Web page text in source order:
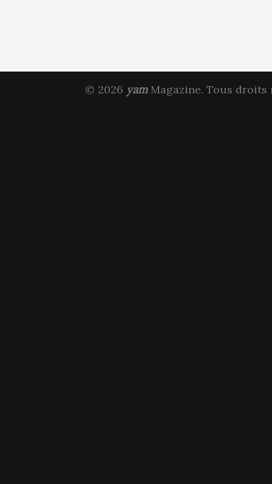
© 2026 yamMagazine. Tous droits